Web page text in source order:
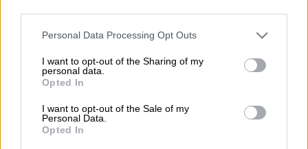
Please note that this website/app uses one or more Google
not limited to your visit or usage behaviour. You may click to
grant or deny consent to Google and its third-party tags to
use your data for below specified purposes in below Google
consent section.
Personal Data Processing Opt Outs
I want to opt-out of the Sharing of my
personal data.
Opted In
I want to opt-out of the Sale of my
Personal Data.
Opted In
Σε βίντεο που κυκλοφορεί στο Διαδίκτυο ο
νεαρός άντρας που στόχος τους φαίνεται
διαδηλωτών υπέρ τηςveganδιατροφής,
τρώει κρέας και μάλιστα ένα σις κεμπάμ
μπροστά τους. Οι ακτιβιστές οργισμένοι του
φωνάζουν «σκοτώνετε τα ζώα», «ντροπή»